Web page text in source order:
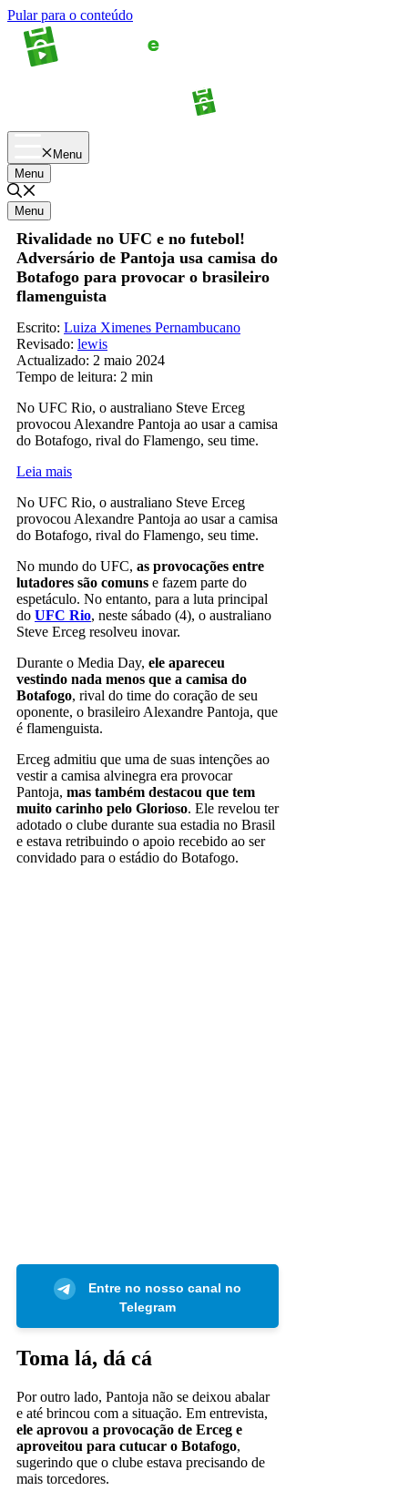
Pular para o conteúdo
Menu
Menu
Menu
Rivalidade no UFC e no futebol!
Adversário de Pantoja usa camisa do
Botafogo para provocar o brasileiro
flamenguista
Escrito: Luiza Ximenes Pernambucano
Revisado: lewis
Actualizado: 2 maio 2024
Tempo de leitura: 2 min
No UFC Rio, o australiano Steve Erceg
provocou Alexandre Pantoja ao usar a camisa
do Botafogo, rival do Flamengo, seu time.
Leia mais
No UFC Rio, o australiano Steve Erceg
provocou Alexandre Pantoja ao usar a camisa
do Botafogo, rival do Flamengo, seu time.
No mundo do UFC, as provocações entre
lutadores são comuns e fazem parte do
espetáculo. No entanto, para a luta principal
do UFC Rio, neste sábado (4), o australiano
Steve Erceg resolveu inovar.
Durante o Media Day, ele apareceu
vestindo nada menos que a camisa do
Botafogo, rival do time do coração de seu
oponente, o brasileiro Alexandre Pantoja, que
é flamenguista.
Erceg admitiu que uma de suas intenções ao
vestir a camisa alvinegra era provocar
Pantoja, mas também destacou que tem
muito carinho pelo Glorioso. Ele revelou ter
adotado o clube durante sua estadia no Brasil
e estava retribuindo o apoio recebido ao ser
convidado para o estádio do Botafogo.
Entre no nosso canal no
Telegram
Toma lá, dá cá
Por outro lado, Pantoja não se deixou abalar
e até brincou com a situação. Em entrevista,
ele aprovou a provocação de Erceg e
aproveitou para cutucar o Botafogo,
sugerindo que o clube estava precisando de
mais torcedores.